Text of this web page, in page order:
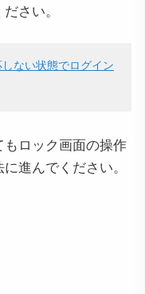
さい。
ない状態でログイン
ロック画面の操作
進んでください。